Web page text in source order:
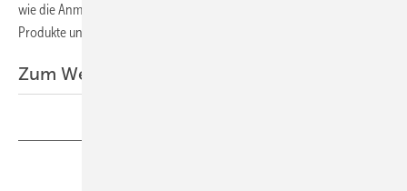
wie die Anmeldung als Aussteller, um den Teilnehmern die neusten
Produkte und Lösungen zu präsentieren. (su)
Zum Weiterlesen: